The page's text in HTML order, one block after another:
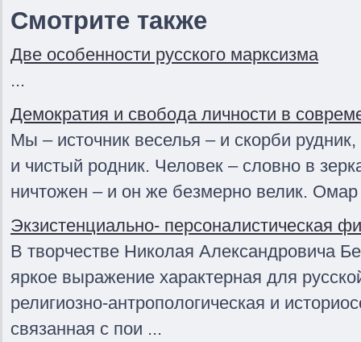
Смотрите также
Две особенности русского марксизма
...
Демократия и свобода личности в
Мы – источник веселья – и скорби
и чистый родник. Человек – словно в
ничтожен – и он же безмерно велик.
Экзистенциально- персоналистическая
В творчестве Николая Александровича
яркое выражение характерная для
религиозно-антропологическая и
связанная с пои ...